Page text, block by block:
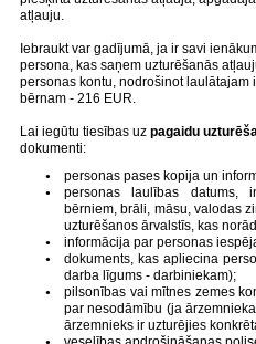
atļauju.
Iebraukt var gadījumā, ja ir savi
persona, kas saņem uzturēšanās
personas kontu, nodrošinot laulātajam
bērnam - 216 EUR.
Lai iegūtu tiesības uz pagaidu
dokumenti:
personas pases kopija un
personas laulības datums,
bērniem, brāli, māsu, valodas
uzturēšanos ārvalstīs, kas
informācija par personas
dokuments, kas apliecina
darba līgums - darbiniekam);
pilsonības vai mītnes zemes
par nesodāmību (ja
ārzemnieks ir uzturējies